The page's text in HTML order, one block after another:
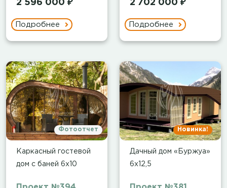
2 596 000 ₽
Подробнее
2 702 000 ₽
Подробнее
Фотоотчет
Каркасный гостевой
дом с баней 6х10
Новинка!
Дачный дом «Буржуа»
6х12,5